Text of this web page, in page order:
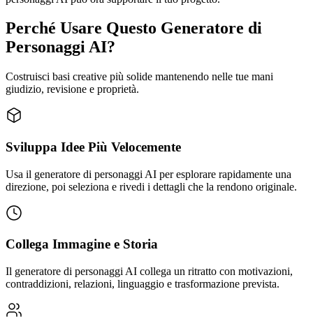
Perché Usare Questo Generatore di
Personaggi AI?
Costruisci basi creative più solide mantenendo nelle tue mani
giudizio, revisione e proprietà.
Sviluppa Idee Più Velocemente
Usa il generatore di personaggi AI per esplorare rapidamente una
direzione, poi seleziona e rivedi i dettagli che la rendono originale.
Collega Immagine e Storia
Il generatore di personaggi AI collega un ritratto con motivazioni,
contraddizioni, relazioni, linguaggio e trasformazione prevista.